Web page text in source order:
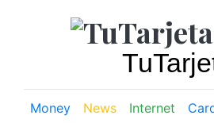
Money News Internet